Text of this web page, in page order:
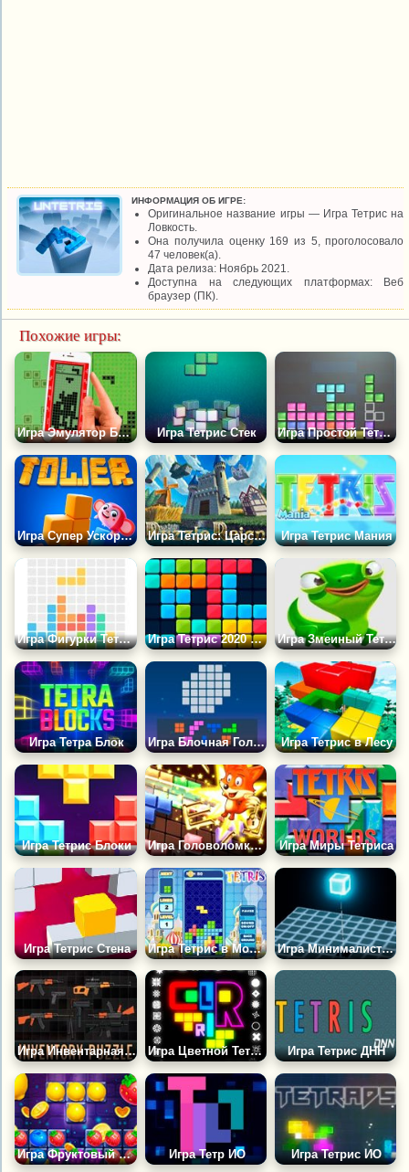
ИНФОРМАЦИЯ ОБ ИГРЕ:
Оригинальное название игры — Игра Тетрис на
Ловкость.
Она получила оценку 169 из 5, проголосовало
47 человек(а).
Дата релиза: Ноябрь 2021.
Доступна на следующих платформах: Веб
браузер (ПК).
Похожие игры:
Игра Эмулятор Блочной Консоли Игра Тетрис Стек Игра Простой Тетрис
Игра Супер Ускоренная Башня Игра Тетрис: Царство Головоломки Игра Тетрис Мания
Игра Фигурки Тетрис Игра Тетрис 2020 Плюс Игра Змеиный Тетрис
Игра Тетра Блок Игра Блочная Головоломка Игра Тетрис в Лесу
Игра Тетрис Блоки Игра Головоломка из Блоков: Зоопарк Игра Миры Тетриса
Игра Тетрис Стена Игра Тетрис в Москве Игра Минималистичные 3Д Тетрис
Игра Инвентарная Головоломка Игра Цветной Тетрис Игра Тетрис ДНН
Игра Фруктовый Тетрис: Четыре в Ряд Игра Тетр ИО Игра Тетрис ИО